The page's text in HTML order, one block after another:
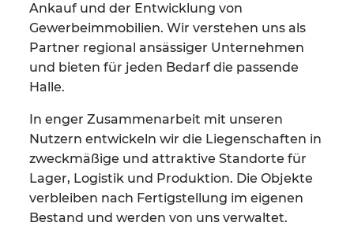
Ankauf und der Entwicklung von
Gewerbeimmobilien. Wir verstehen uns als
Partner regional ansässiger Unternehmen
und bieten für jeden Bedarf die passende
Halle.
In enger Zusammenarbeit mit unseren
Nutzern entwickeln wir die Liegen­schaften in
zweckmäßige und attraktive Standorte für
Lager, Logistik und Produktion. Die Objekte
verbleiben nach Fertigstellung im eigenen
Bestand und werden von uns verwaltet.